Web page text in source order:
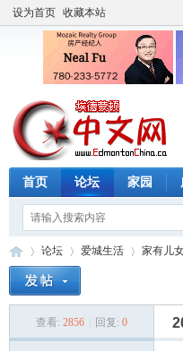
设为首页 收藏本站
首页 论坛 家园
论坛
›
爱城生活
›
家有儿
查看: 2856 回复: 0